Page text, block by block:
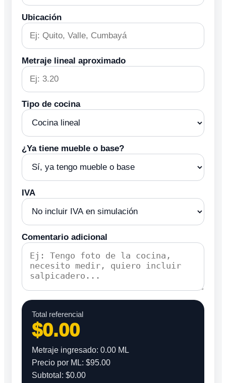
Ubicación
Metraje lineal aproximado
Tipo de cocina
¿Ya tiene mueble o base?
IVA
Comentario adicional
Total referencial
$0.00
Metraje ingresado: 0.00 ML
Precio por ML: $95.00
Subtotal: $0.00